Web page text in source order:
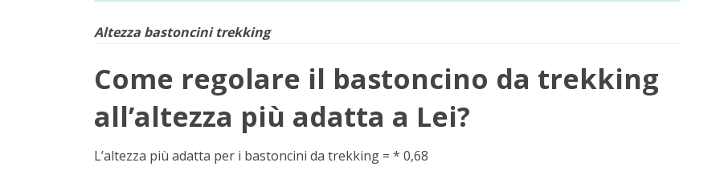
Altezza bastoncini trekking
Come regolare il bastoncino da trekking
all’altezza più adatta a Lei?
L’altezza più adatta per i bastoncini da trekking = * 0,68